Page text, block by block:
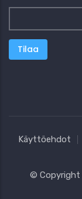
Käyttöehdot
© Copyright